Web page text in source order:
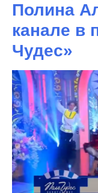
Полина
канале в
Чудес»